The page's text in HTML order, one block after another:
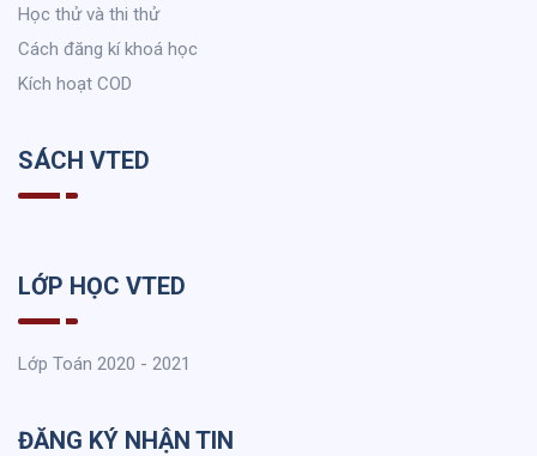
Học thử và thi thử
Cách đăng kí khoá học
Kích hoạt COD
SÁCH VTED
LỚP HỌC VTED
Lớp Toán 2020 - 2021
ĐĂNG KÝ NHẬN TIN